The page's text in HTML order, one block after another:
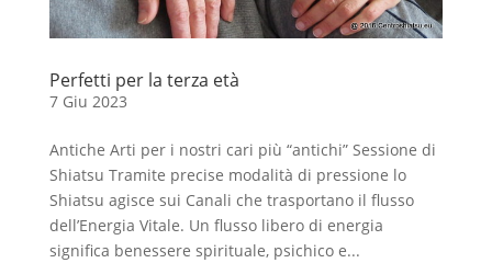
Perfetti per la terza età
7 Giu 2023
Antiche Arti per i nostri cari più “antichi” Sessione di
Shiatsu Tramite precise modalità di pressione lo
Shiatsu agisce sui Canali che trasportano il flusso
dell’Energia Vitale. Un flusso libero di energia
significa benessere spirituale, psichico e...